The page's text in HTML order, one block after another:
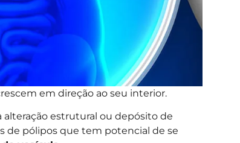
em direção ao seu interior.
alteração estrutural ou depósito de
de pólipos que tem potencial de se